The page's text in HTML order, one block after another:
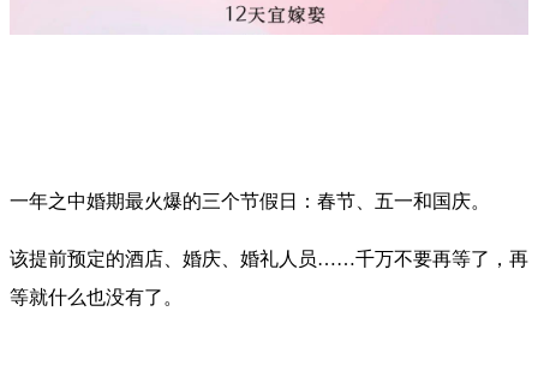
一年之中婚期最火爆的三个节假日：春节、五一和国庆。
该提前预定的酒店、婚庆、婚礼人员……千万不要再等了，再
等就什么也没有了。